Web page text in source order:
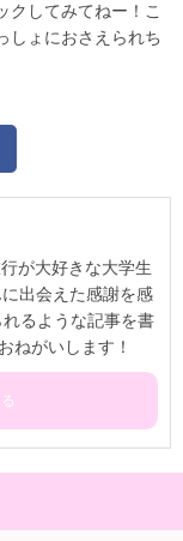
クしてみてねー！こ
しょにおさえられち
が大好きな大学生
出会えた感謝を感
れるような記事を書
ねがいします！